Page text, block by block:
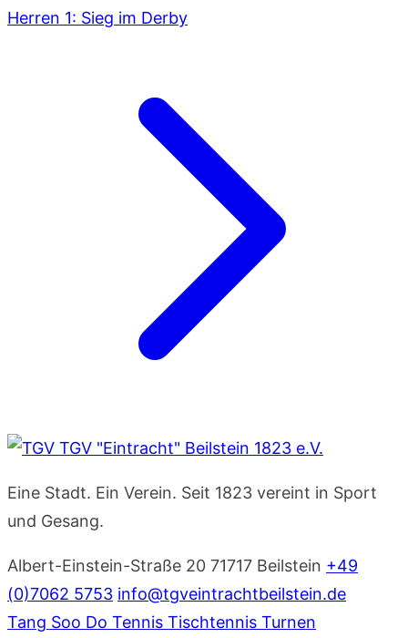
Herren 1: Sieg im Derby
TGV "Eintracht" Beilstein 1823 e.V.
Eine Stadt. Ein Verein. Seit 1823 vereint in Sport
und Gesang.
Albert-Einstein-Straße 20 71717 Beilstein +49
(0)7062 5753 info@tgveintrachtbeilstein.de
Tang Soo Do Tennis Tischtennis Turnen